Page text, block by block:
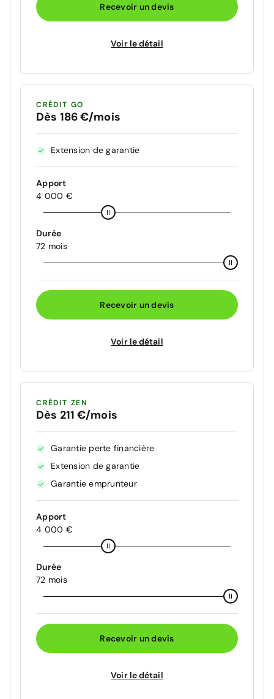
Recevoir un devis
Voir le détail
CRÉDIT GO
Dès 186 €/mois
Extension de garantie
Apport
4 000 €
Durée
72 mois
Recevoir un devis
Voir le détail
CRÉDIT ZEN
Dès 211 €/mois
Garantie perte financière
Extension de garantie
Garantie emprunteur
Apport
4 000 €
Durée
72 mois
Recevoir un devis
Voir le détail